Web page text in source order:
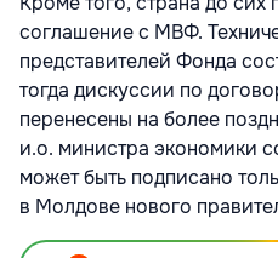
соглашение с МВФ.
представителей Фонда
тогда дискуссии по
перенесены на более
и.о. министра экономики
может быть подписано
в Молдове нового